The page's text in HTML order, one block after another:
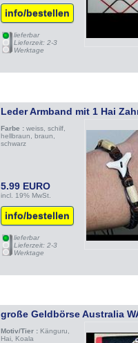
info/bestellen
lieferbar
Lieferzeit: 2-3
Werktage
Leder Armband mit 1 Hai
Farbe : weiss, schilf,
hellbraun, braun,
schwarz
5.99 EURO
incl. 19% MwSt.
info/bestellen
lieferbar
Lieferzeit: 2-3
Werktage
große Geldbörse Australia
Motiv/Tier : Känguru,
Hai, Koala